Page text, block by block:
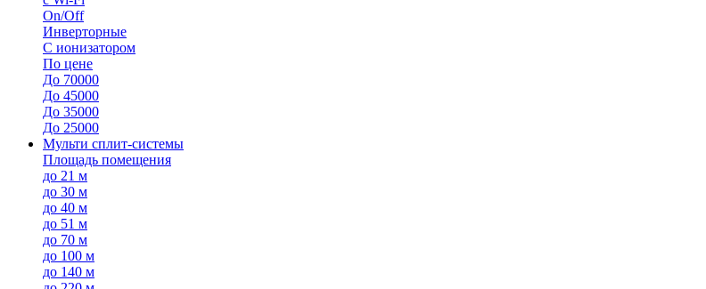
On/Off
Инверторные
С ионизатором
По цене
До 70000
До 45000
До 35000
До 25000
Мульти сплит-системы
Площадь помещения
до 21 м
до 30 м
до 40 м
до 51 м
до 70 м
до 100 м
до 140 м